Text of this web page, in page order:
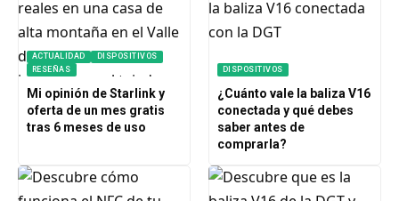
ACTUALIDAD
DISPOSITIVOS
RESEÑAS
Mi opinión de Starlink y
oferta de un mes gratis
tras 6 meses de uso
DISPOSITIVOS
¿Cuánto vale la baliza V16
conectada y qué debes
saber antes de
comprarla?